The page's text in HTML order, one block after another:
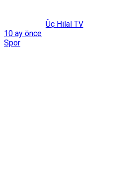
Üç Hilal TV
10 ay önce
Spor